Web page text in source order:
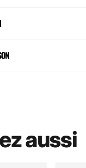
aussi